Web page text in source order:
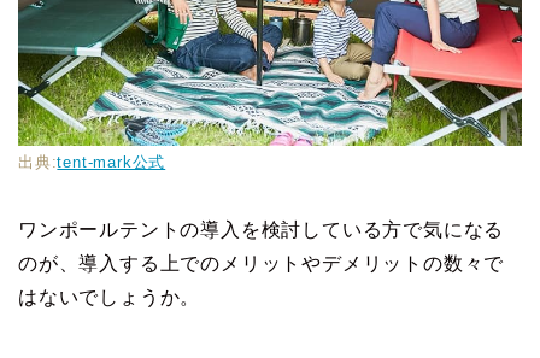
出典:tent-mark公式
ワンポールテントの導入を検討している方で気になる
のが、導入する上でのメリットやデメリットの数々で
はないでしょうか。